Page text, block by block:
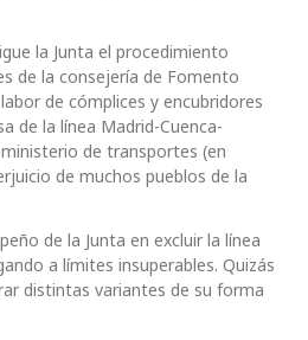
la Junta el procedimiento
de la consejería de Fomento
de cómplices y encubridores
de la línea Madrid-Cuenca-
de transportes (en
de muchos pueblos de la
de la Junta en excluir la línea
a límites insuperables. Quizás
distintas variantes de su forma